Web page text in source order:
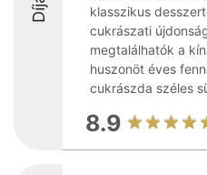
klasszikus
cukrászati
megtalálhatók a
huszonöt éves
cukrászda széles
8.9